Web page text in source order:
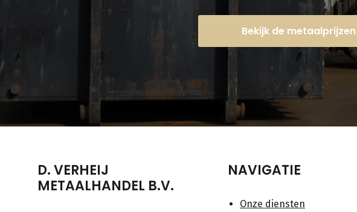
Bekijk de metaalprijzen
D. VERHEIJ
METAALHANDEL B.V.
NAVIGATIE
Onze diensten